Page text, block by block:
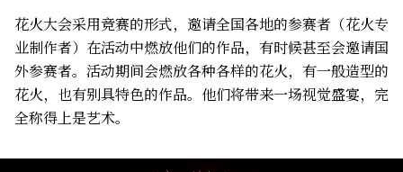
花火大会采用竞赛的形式，邀请全国各地的参赛者（花火专
业制作者）在活动中燃放他们的作品，有时候甚至会邀请国
外参赛者。活动期间会燃放各种各样的花火，有一般造型的
花火，也有别具特色的作品。他们将带来一场视觉盛宴，完
全称得上是艺术。